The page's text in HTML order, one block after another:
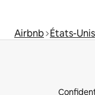
Airbnb États-Unis